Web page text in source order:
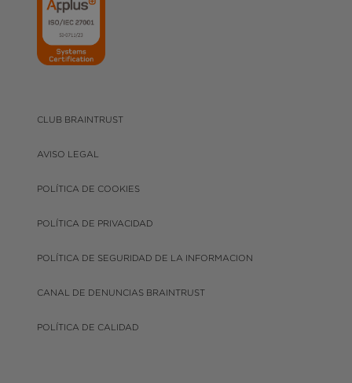
CLUB BRAINTRUST
AVISO LEGAL
POLÍTICA DE COOKIES
POLÍTICA DE PRIVACIDAD
POLÍTICA DE SEGURIDAD DE LA INFORMACION
CANAL DE DENUNCIAS BRAINTRUST
POLÍTICA DE CALIDAD